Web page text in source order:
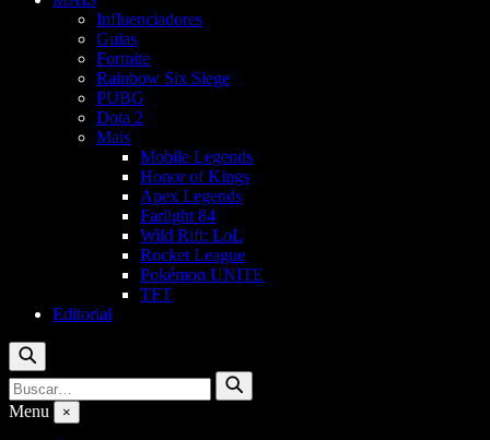
Influenciadores
Guias
Fortnite
Rainbow Six Siege
PUBG
Dota 2
Mais
Mobile Legends
Honor of Kings
Apex Legends
Farlight 84
Wild Rift: LoL
Rocket League
Pokémon UNITE
TFT
Editorial
Buscar
Buscar
por:
Buscar
Menu ×